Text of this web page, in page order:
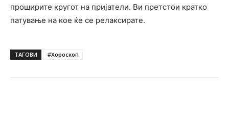
проширите кругот на пријатели. Ви претстои кратко
патување на кое ќе се релаксирате.
ТАГОВИ #Хороскоп